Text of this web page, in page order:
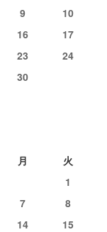
9
10
16
17
23
24
30
月 火
1
7
8
14
15